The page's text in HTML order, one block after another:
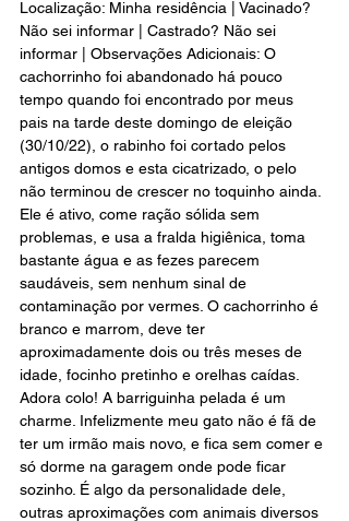
Localização: Minha residência | Vacinado?
Não sei informar | Castrado? Não sei
informar | Observações Adicionais: O
cachorrinho foi abandonado há pouco
tempo quando foi encontrado por meus
pais na tarde deste domingo de eleição
(30/10/22), o rabinho foi cortado pelos
antigos domos e esta cicatrizado, o pelo
não terminou de crescer no toquinho ainda.
Ele é ativo, come ração sólida sem
problemas, e usa a fralda higiênica, toma
bastante água e as fezes parecem
saudáveis, sem nenhum sinal de
contaminação por vermes. O cachorrinho é
branco e marrom, deve ter
aproximadamente dois ou três meses de
idade, focinho pretinho e orelhas caídas.
Adora colo! A barriguinha pelada é um
charme. Infelizmente meu gato não é fã de
ter um irmão mais novo, e fica sem comer e
só dorme na garagem onde pode ficar
sozinho. É algo da personalidade dele,
outras aproximações com animais diversos